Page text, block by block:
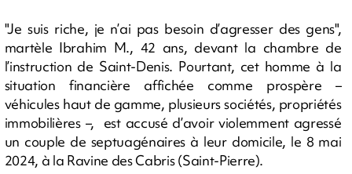
"Je suis riche, je n’ai pas besoin d’agresser des gens",
martèle Ibrahim M., 42 ans, devant la chambre de
l’instruction de Saint-Denis. Pourtant, cet homme à la
situation financière affichée comme prospère –
véhicules haut de gamme, plusieurs sociétés, propriétés
immobilières –, est accusé d’avoir violemment agressé
un couple de septuagénaires à leur domicile, le 8 mai
2024, à la Ravine des Cabris (Saint-Pierre).